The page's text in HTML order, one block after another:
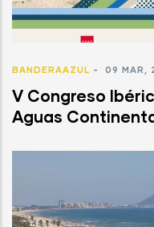
BANDERAAZUL - 09 MAR,
V Congreso
Aguas